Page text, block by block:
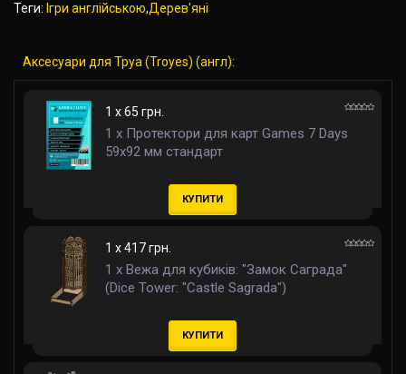
Теги: Ігри англійською,Дерев'яні
Аксесуари для Труа (Troyes) (англ):
1 x 65 грн.
1 x Протектори для карт Games 7 Days
59x92 мм стандарт
КУПИТИ
1 x 417 грн.
1 x Вежа для кубиків: "Замок Саграда"
(Dice Tower: "Castle Sagrada")
КУПИТИ